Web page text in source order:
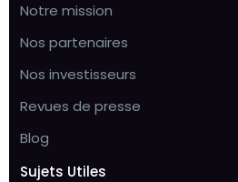
Notre mission
Nos partenaires
Nos investisseurs
Revues de presse
Blog
Sujets Utiles